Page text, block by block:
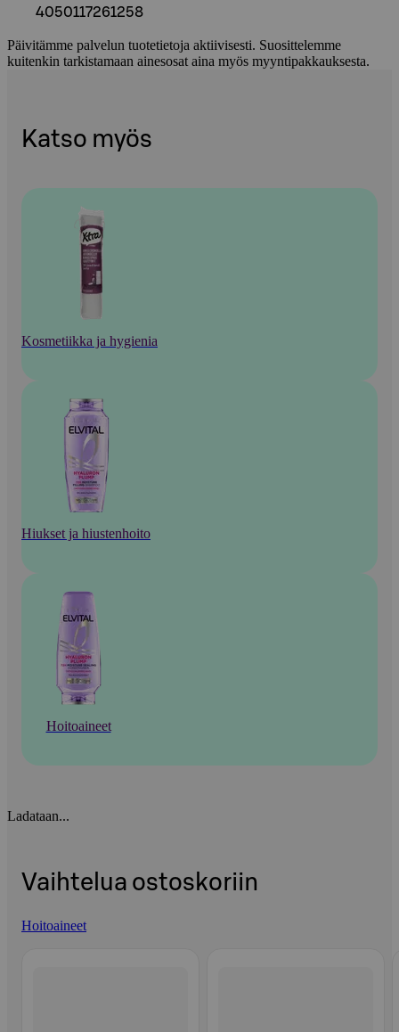
4050117261258
Päivitämme palvelun tuotetietoja aktiivisesti. Suosittelemme
kuitenkin tarkistamaan ainesosat aina myös myyntipakkauksesta.
Katso myös
Kosmetiikka ja hygienia
Hiukset ja hiustenhoito
Hoitoaineet
Ladataan...
Vaihtelua ostoskoriin
Hoitoaineet